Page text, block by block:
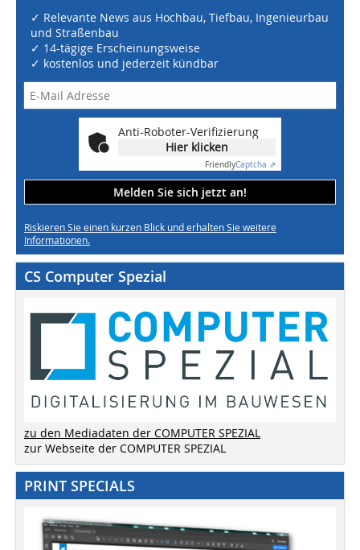
✓ Relevante News aus Hochbau, Tiefbau, Ingenieurbau
und Straßenbau
✓ 14-tägige Erscheinungsweise
✓ kostenlos und jederzeit kündbar
Anti-Roboter-Verifizierung
Hier klicken
FriendlyCaptcha ⇗
Melden Sie sich jetzt an!
Riskieren Sie einen kurzen Blick und erhalten Sie weitere
Informationen.
CS Computer Spezial
zu den Mediadaten der COMPUTER SPEZIAL
zur Webseite der COMPUTER SPEZIAL
PRINT SPECIALS